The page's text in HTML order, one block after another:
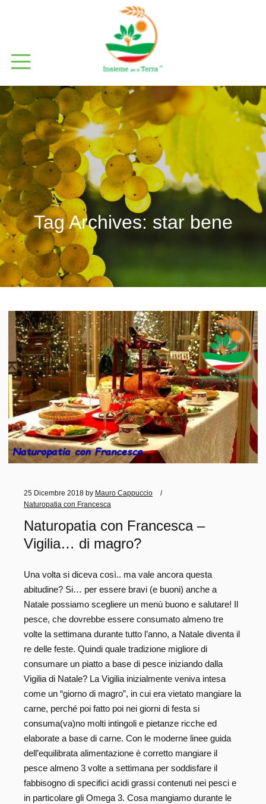
Tag Archives: star bene
25 Dicembre 2018 by Mauro Cappuccio
Naturopatia con Francesca
Naturopatia con Francesca –
Vigilia… di magro?
Una volta si diceva così.. ma vale ancora questa
abitudine? Si… per essere bravi (e buoni) anche a
Natale possiamo scegliere un menù buono e salutare! Il
pesce, che dovrebbe essere consumato almeno tre
volte la settimana durante tutto l’anno, a Natale diventa il
re delle feste. Quindi quale tradizione migliore di
consumare un piatto a base di pesce iniziando dalla
Vigilia di Natale? La Vigilia inizialmente veniva intesa
come un “giorno di magro”, in cui era vietato mangiare la
carne, perché poi fatto poi nei giorni di festa si
consuma(va)no molti intingoli e pietanze ricche ed
elaborate a base di carne. Con le moderne linee guida
dell’equilibrata alimentazione è corretto mangiare il
pesce almeno 3 volte a settimana per soddisfare il
fabbisogno di specifici acidi grassi contenuti nei pesci e
in particolare gli Omega 3. Cosa mangiamo durante le